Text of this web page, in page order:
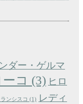
ダー・ゲルマ
コ (3) ヒロ
ランシスコ (1)
レディ